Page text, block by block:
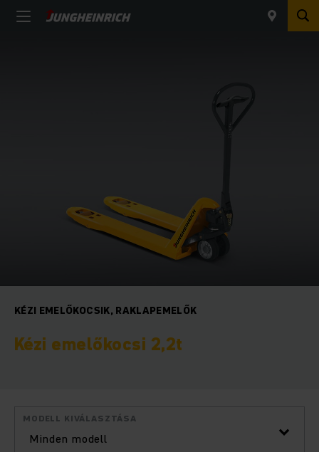
KÉZI EMELŐKOCSIK, RAKLAPEMELŐK
Kézi emelőkocsi 2,2t
Minden modell
MODELL KIVÁLASZTÁSA